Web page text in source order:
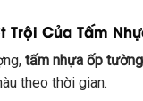
Trội Của Tấm
tấm nhựa ốp tường
theo thời gian.